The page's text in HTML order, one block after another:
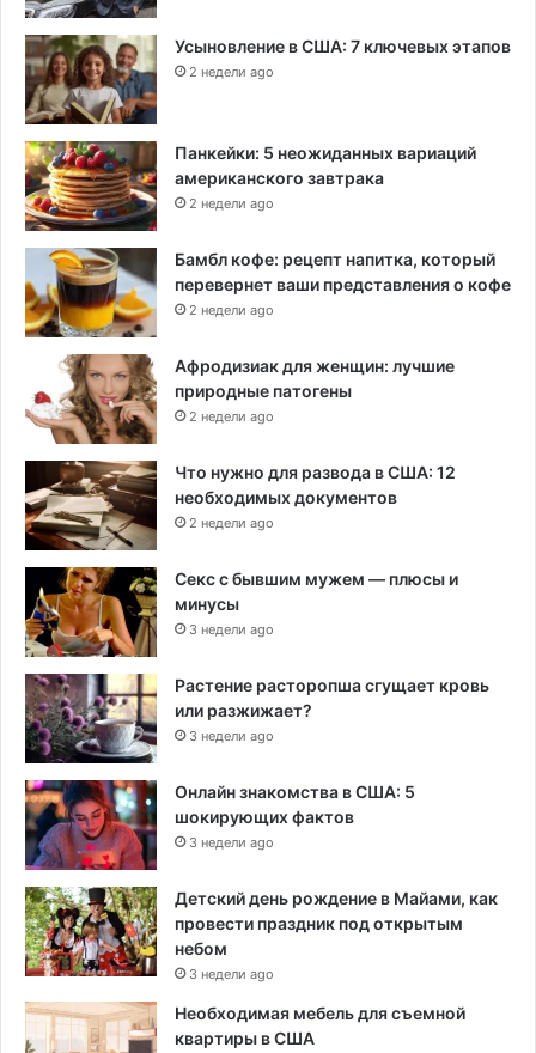
Усыновление в США: 7 ключевых этапов
2 недели ago
Панкейки: 5 неожиданных вариаций
американского завтрака
2 недели ago
Бамбл кофе: рецепт напитка, который
перевернет ваши представления о кофе
2 недели ago
Афродизиак для женщин: лучшие
природные патогены
2 недели ago
Что нужно для развода в США: 12
необходимых документов
2 недели ago
Секс с бывшим мужем — плюсы и
минусы
3 недели ago
Растение расторопша сгущает кровь
или разжижает?
3 недели ago
Онлайн знакомства в США: 5
шокирующих фактов
3 недели ago
Детский день рождение в Майами, как
провести праздник под открытым
небом
3 недели ago
Необходимая мебель для съемной
квартиры в США